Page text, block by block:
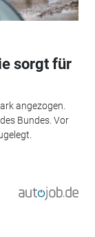
sorgt für
angezogen.
Bundes. Vor